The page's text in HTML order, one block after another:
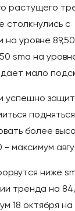
растущего
с
на уровне
sma на
мало
успешно
более
- максимум
ниже
тренда на
18 октября на